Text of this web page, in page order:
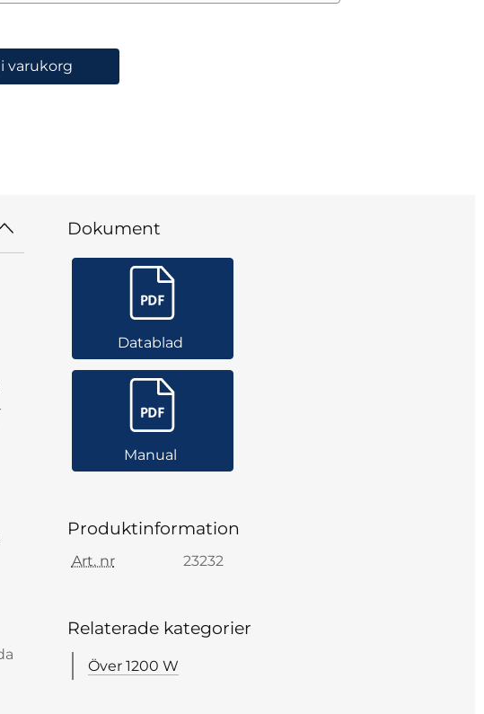
varukorg
Dokument
Datablad
Manual
Produktinformation
Art. nr 23232
Relaterade kategorier
Över 1200 W